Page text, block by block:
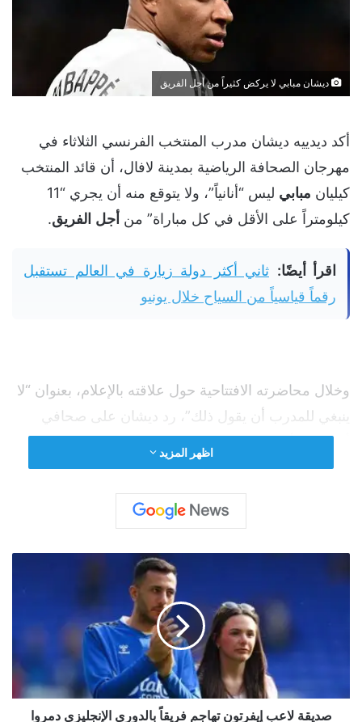
ديشان مبابي لا يركض كثيراً من أجل الفريق
أكد ديدييه ديشان مدرب المنتخب الفرنسي الثلاثاء في
مهرجان الصحافة الرياضية بمدينة لافال، أن قائد المنتخب
كيليان مبابي
ليس “أنانياً”، ولا يتوقع منه أن يجري “11
كيلومتراً على الأقل في كل مباراة” من أجل الفريق.
اقرأ أيضًا: ثاني أكثر دولة زيارة في العالم تستقبل
رقماً قياسياً من السياح خلال يونيو
وخلال محاضرته الافتتاحية حول علاقته بالإعلام، بعنوان “لا
ينبغي للمدرب أن يقول ذلك”، رد ديشان على صحافي
أشار إلى أن مهاجم ريال مدريد الإسباني هو الوحيد في
الفريق الذي لايركض.
سنغافورة تتصدر جنوب شرق آسيا
اقرأ أيضًا: سكان مايوركا الإسبانية يتظاهرون ضد
تدفقات السياحة الضخمة
اظهر المزيد
د
ب
صديقة لاعب إيفرتون تهاجم فريقاً بالدوري الإنجليزي دمروا